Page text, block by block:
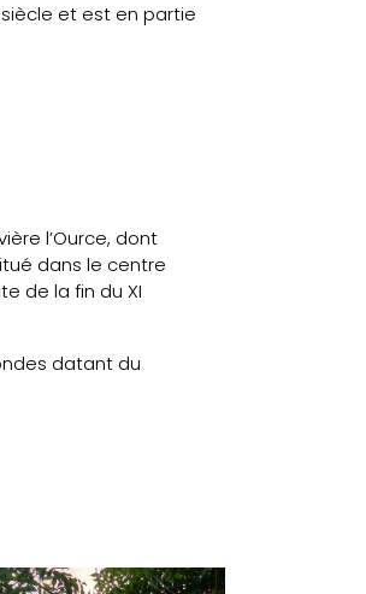
et est en partie
l’Ource, dont
dans le centre
de la fin du XI
datant du